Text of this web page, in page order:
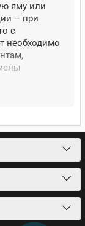
яму или
– при
с
необходимо
на
его